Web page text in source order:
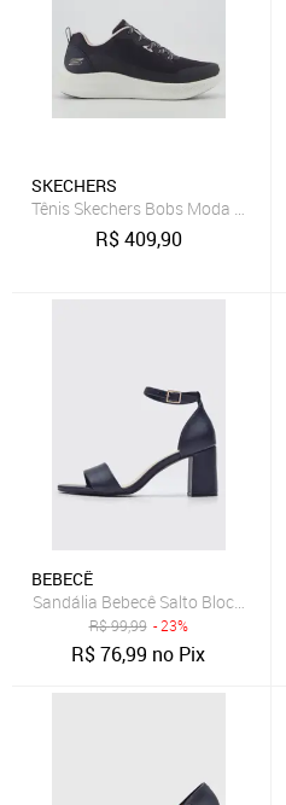
SKECHERS
Tênis Skechers Bobs Moda Flex
R$409,90
BEBECÊ
Sandália Bebecê Salto Bloco
R$99,99 - 23%
R$76,99 no Pix